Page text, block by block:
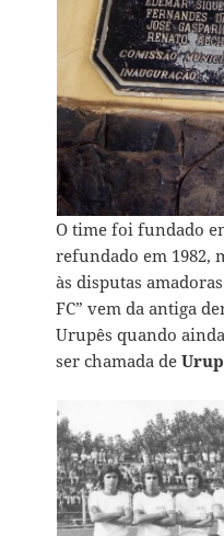
O time foi fundado
refundado em 1982,
às disputas
FC” vem da antiga
Urupês quando
ser chamada de